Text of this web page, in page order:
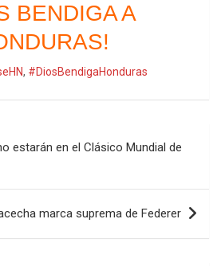
BENDIGA A
, #DiosBendigaHonduras
estarán en el Clásico Mundial de
marca suprema de Federer